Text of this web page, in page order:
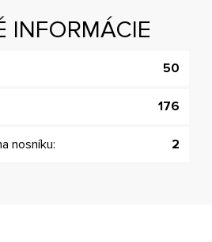
INFORMÁCIE
50
176
nosníku: 2